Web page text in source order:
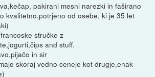
pakirani mesni narezki in faširano
kvalitetno,potrjeno od osebe, ki je 35 let
stručke z
and stuff.
in sir
skoraj vedno ceneje kot drugje,enak